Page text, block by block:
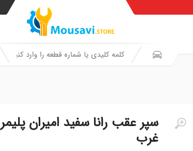
سپر عقب رانا سفید امیران پلیمر
غرب